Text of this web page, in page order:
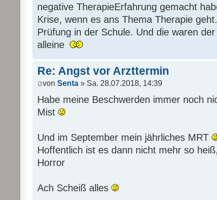
negative TherapieErfahrung gemacht
Krise, wenn es ans Thema Therapie
Prüfung in der Schule. Und die waren
alleine
Re: Angst vor Arzttermin
von Senta » Sa. 28.07.2018, 14:39
Habe meine Beschwerden immer noch
Mist
Und im September mein jährliches MRT
Hoffentlich ist es dann nicht mehr so
Horror
Ach Scheiß alles